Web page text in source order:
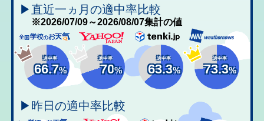
▶直近一ヵ月の適中率比較
※2026/07/09～2026/08/07集計の値
適中率
66.7%
適中率
70%
適中率
63.3%
適中率
73.3%
▶昨日の適中率比較